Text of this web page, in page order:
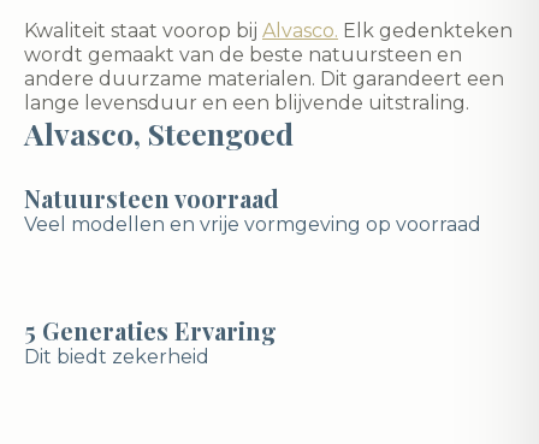
Kwaliteit staat voorop bij Alvasco. Elk gedenkteken
wordt gemaakt van de beste natuursteen en
andere duurzame materialen. Dit garandeert een
lange levensduur en een blijvende uitstraling.
Alvasco, Steengoed
Natuursteen voorraad
Veel modellen en vrije vormgeving op voorraad
5 Generaties Ervaring
Dit biedt zekerheid